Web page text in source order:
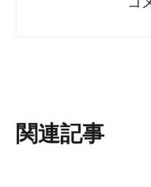
関連記事